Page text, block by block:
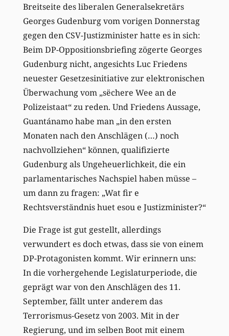
Breitseite des liberalen Generalsekretärs
Georges Gudenburg vom vorigen Donnerstag
gegen den CSV-Justizminister hatte es in sich:
Beim DP-Oppositionsbriefing zögerte Georges
Gudenburg nicht, angesichts Luc Friedens
neuester Gesetzesinitiative zur elektronischen
Überwachung vom „sëchere Wee an de
Polizeistaat“ zu reden. Und Friedens Aussage,
Guantánamo habe man „in den ersten
Monaten nach den Anschlägen (…) noch
nachvollziehen“ können, qualifizierte
Gudenburg als Ungeheuerlichkeit, die ein
parlamentarisches Nachspiel haben müsse –
um dann zu fragen: „Wat fir e
Rechtsverständnis huet esou e Justizminister?“
Die Frage ist gut gestellt, allerdings
verwundert es doch etwas, dass sie von einem
DP-Protagonisten kommt. Wir erinnern uns:
In die vorhergehende Legislaturperiode, die
geprägt war von den Anschlägen des 11.
September, fällt unter anderem das
Terrorismus-Gesetz von 2003. Mit in der
Regierung, und im selben Boot mit einem